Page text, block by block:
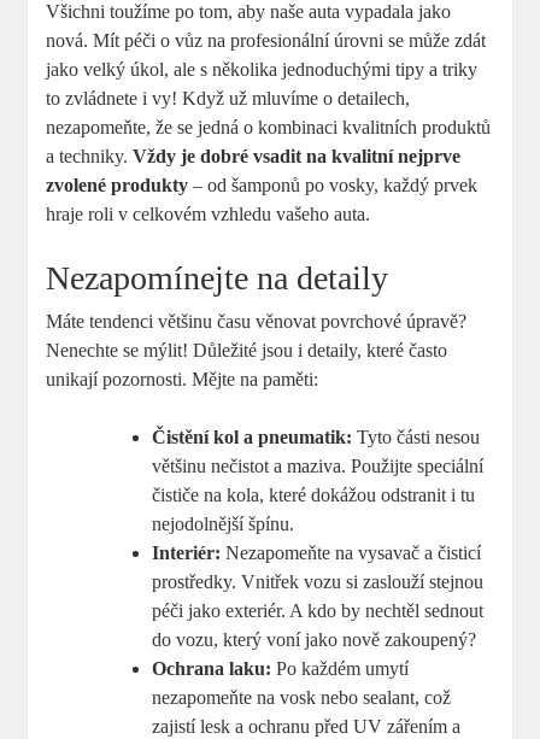
Všichni toužíme po‍ tom,‌ aby ​naše auta vypadala‌ jako
nová. Mít péči o vůz na profesionální ⁣úrovni se může zdát
jako velký ‌úkol, ale s ⁣několika jednoduchými tipy ⁤a‍ triky
to zvládnete i vy! Když už mluvíme o detailech,
nezapomeňte, že se jedná ​o kombinaci ‍kvalitních produktů
a techniky.‌Vždy je⁣ dobré vsadit ‌na kvalitní nejprve⁣
zvolené produkty – od ‌šamponů po vosky, každý prvek
‌hraje roli v celkovém vzhledu vašeho auta.
Nezapomínejte na detaily
Máte tendenci⁢ většinu času ⁤věnovat povrchové ‌úpravě?
Nenechte ⁢se mýlit! Důležité jsou i detaily, ⁤které často
‍unikají pozornosti. Mějte na paměti:
Čistění kol a ​pneumatik: Tyto části nesou
většinu nečistot ‌a maziva. Použijte speciální
čističe na‍ kola,⁤ které dokážou odstranit i⁢ tu
nejodolnější špínu.
Interiér: Nezapomeňte na vysavač a ⁢čisticí
prostředky. ‌Vnitřek vozu si zaslouží ‌stejnou
péči jako exteriér. A kdo by‌ nechtěl sednout⁤
do vozu, který voní ⁢jako nově zakoupený?
Ochrana laku: Po⁤ každém umytí⁣
nezapomeňte na vosk nebo‍ sealant,⁣ což
zajistí lesk ‌a ochranu před UV⁤ zářením a